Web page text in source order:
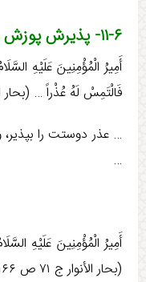
۱۱-۶- پذیرش پوزش و چشم‌پوشی
أَمِيرُ الْمُؤْمِنِينَ عَلَيْهِ
فَالْتَمِسْ لَهُ عُذْراً … (بحار
… عذر دوستت را بپذیر،
…
أَمِيرُ الْمُؤْمِنِينَ عَلَيْهِ
(بحار الأنوار ج ‏۷۱ ص ۱۶۶)